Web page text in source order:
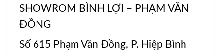
SHOWROM BÌNH LỢI – PHẠM VĂN
ĐỒNG
Số 615 Phạm Văn Đồng, P. Hiệp Bình